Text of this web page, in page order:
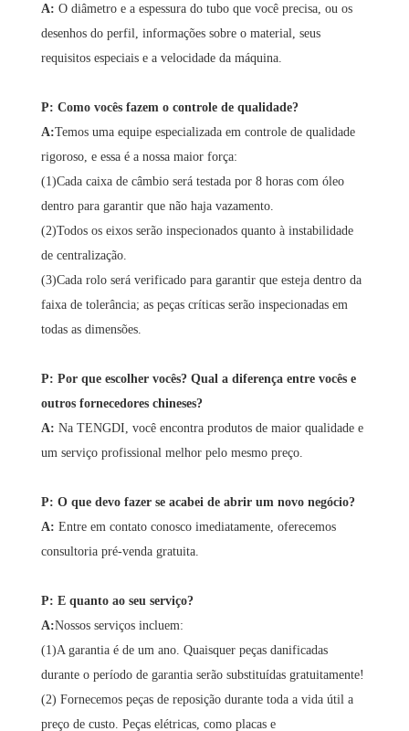
A: O diâmetro e a espessura do tubo que você precisa, ou os
desenhos do perfil, informações sobre o material, seus
requisitos especiais e a velocidade da máquina.
P: Como vocês fazem o controle de qualidade?
A:Temos uma equipe especializada em controle de qualidade
rigoroso, e essa é a nossa maior força:
(1)Cada caixa de câmbio será testada por 8 horas com óleo
dentro para garantir que não haja vazamento.
(2)Todos os eixos serão inspecionados quanto à instabilidade
de centralização.
(3)Cada rolo será verificado para garantir que esteja dentro da
faixa de tolerância; as peças críticas serão inspecionadas em
todas as dimensões.
P: Por que escolher vocês? Qual a diferença entre vocês e
outros fornecedores chineses?
A: Na TENGDI, você encontra produtos de maior qualidade e
um serviço profissional melhor pelo mesmo preço.
P: O que devo fazer se acabei de abrir um novo negócio?
A: Entre em contato conosco imediatamente, oferecemos
consultoria pré-venda gratuita.
P: E quanto ao seu serviço?
A:Nossos serviços incluem:
(1)A garantia é de um ano. Quaisquer peças danificadas
durante o período de garantia serão substituídas gratuitamente!
(2) Fornecemos peças de reposição durante toda a vida útil a
preço de custo. Peças elétricas, como placas e